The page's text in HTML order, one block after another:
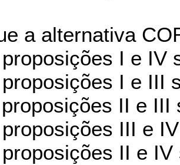
a alternativa
I e IV
I e III
II e III
III e
II e